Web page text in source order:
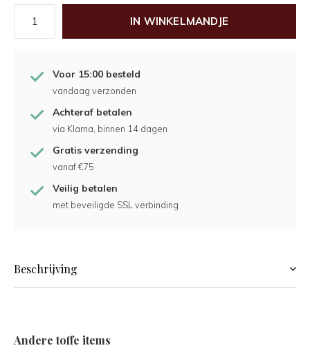
IN WINKELMANDJE
Voor 15:00 besteld
vandaag verzonden
Achteraf betalen
via Klarna, binnen 14 dagen
Gratis verzending
vanaf €75
Veilig betalen
met beveiligde SSL verbinding
Beschrijving
Andere toffe items